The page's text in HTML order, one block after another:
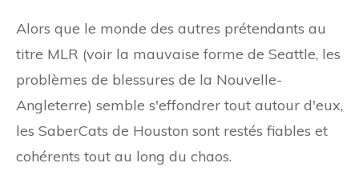
Alors que le monde des autres prétendants au
titre MLR (voir la mauvaise forme de Seattle, les
problèmes de blessures de la Nouvelle-
Angleterre) semble s'effondrer tout autour d'eux,
les SaberCats de Houston sont restés fiables et
cohérents tout au long du chaos.